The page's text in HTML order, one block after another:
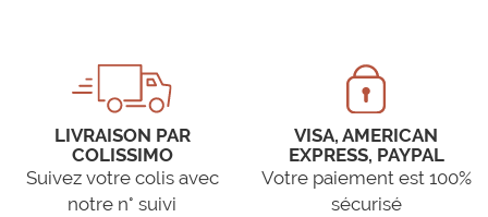
LIVRAISON PAR
COLISSIMO
Suivez votre colis avec
notre n° suivi
VISA, AMERICAN
EXPRESS, PAYPAL
Votre paiement est 100%
sécurisé